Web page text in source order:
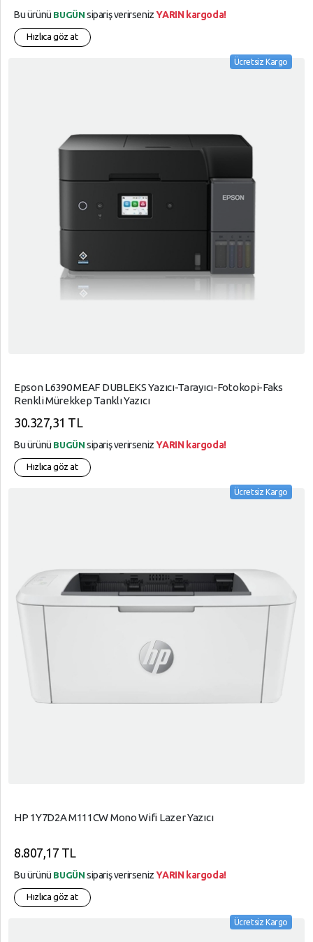
Bu ürünü BUGÜN sipariş verirsenizYARIN kargoda!
Hızlıca göz at
Ücretsiz Kargo
Epson L6390 MEAF DUBLEKS Yazıcı-Tarayıcı-Fotokopi-Faks
Renkli Mürekkep Tanklı Yazıcı
30.327,31 TL
Bu ürünü BUGÜN sipariş verirsenizYARIN kargoda!
Hızlıca göz at
Ücretsiz Kargo
HP 1Y7D2A M111CW Mono Wifi Lazer Yazıcı
8.807,17 TL
Bu ürünü BUGÜN sipariş verirsenizYARIN kargoda!
Hızlıca göz at
Ücretsiz Kargo